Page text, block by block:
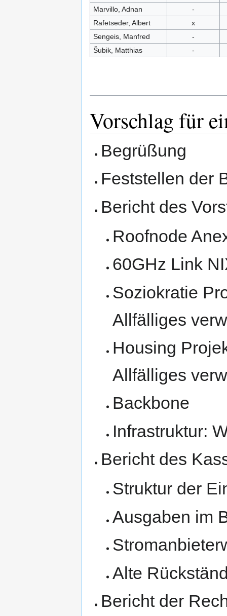
Marvillo, Adnan
-
Rafetseder, Albert
x
Sengeis, Manfred
-
Šubik, Matthias
-
Vorschlag für
Begrüßung
Feststellen der
Bericht des
Roofnode
60GHz Link
Soziokratie
Allfälliges
Housing
Allfälliges
Backbone
Infrastruktur:
Bericht des
Struktur der
Ausgaben im
Alte
Bericht der